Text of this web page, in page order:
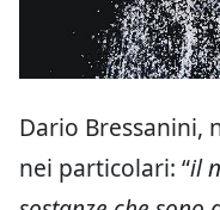
Dario Bressanini,
nei particolari: “il